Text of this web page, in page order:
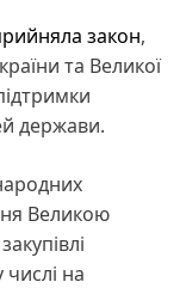
закон,
та Великої
держави.
Великою
на